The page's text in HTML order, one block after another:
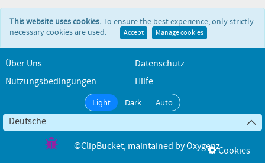
This website uses cookies.To ensure the best experience, only strictly
necessary cookies are used.
Accept Manage cookies
Über Uns
Datenschutz
Nutzungsbedingungen
Hilfe
Light Dark Auto
Deutsche
©ClipBucket, maintained byOxygenzCookies